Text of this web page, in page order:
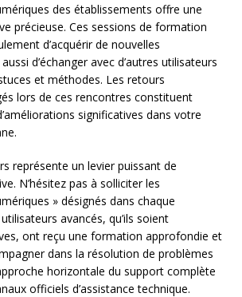
des établissements offre une
précieuse. Ces sessions de formation
d’acquérir de nouvelles
d’échanger avec d’autres utilisateurs
et méthodes. Les retours
lors de ces rencontres constituent
significatives dans votre
représente un levier puissant de
N’hésitez pas à solliciter les
» désignés dans chaque
avancés, qu’ils soient
ont reçu une formation approfondie et
dans la résolution de problèmes
horizontale du support complète
officiels d’assistance technique.